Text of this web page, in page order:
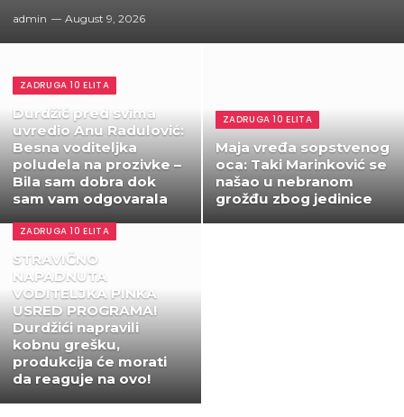
admin August 9, 2026
ZADRUGA 10 ELITA
Durdžić pred svima
uvredio Anu Radulović:
Besna voditeljka
poludela na prozivke –
Bila sam dobra dok
sam vam odgovarala
ZADRUGA 10 ELITA
Maja vređa sopstvenog
oca: Taki Marinković se
našao u nebranom
grožđu zbog jedinice
ZADRUGA 10 ELITA
STRAVIČNO
NAPADNUTA
VODITELJKA PINKA
USRED PROGRAMA!
Durdžići napravili
kobnu grešku,
produkcija će morati
da reaguje na ovo!